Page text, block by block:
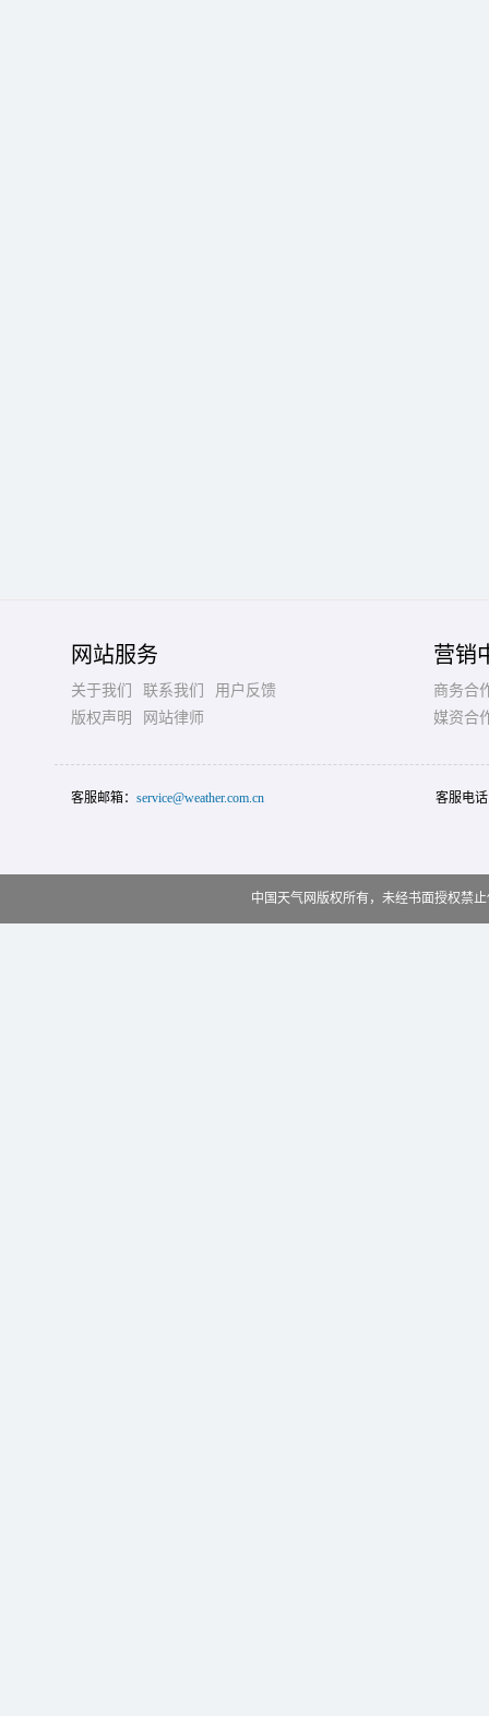
网站服务
关于我们 联系我们
用户反馈
版权声明
网站律师
营销
商务合
媒资合
客服邮箱： service@weather.com.cn 客服电
中国天气网版权所有，未经书面授权